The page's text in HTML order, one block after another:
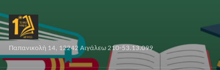
Παπανικολή 14, 12242 Αιγάλεω 210-53.13.099